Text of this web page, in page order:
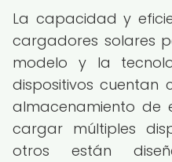
La capacidad y
cargadores solares
modelo y la
dispositivos
almacenamiento de
cargar múltiples
otros están